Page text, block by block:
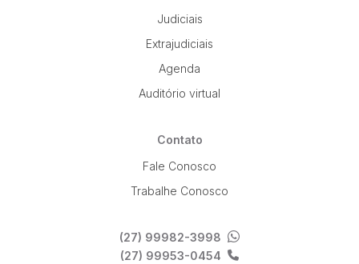
Judiciais
Extrajudiciais
Agenda
Auditório virtual
Contato
Fale Conosco
Trabalhe Conosco
(27) 99982-3998
(27) 99953-0454